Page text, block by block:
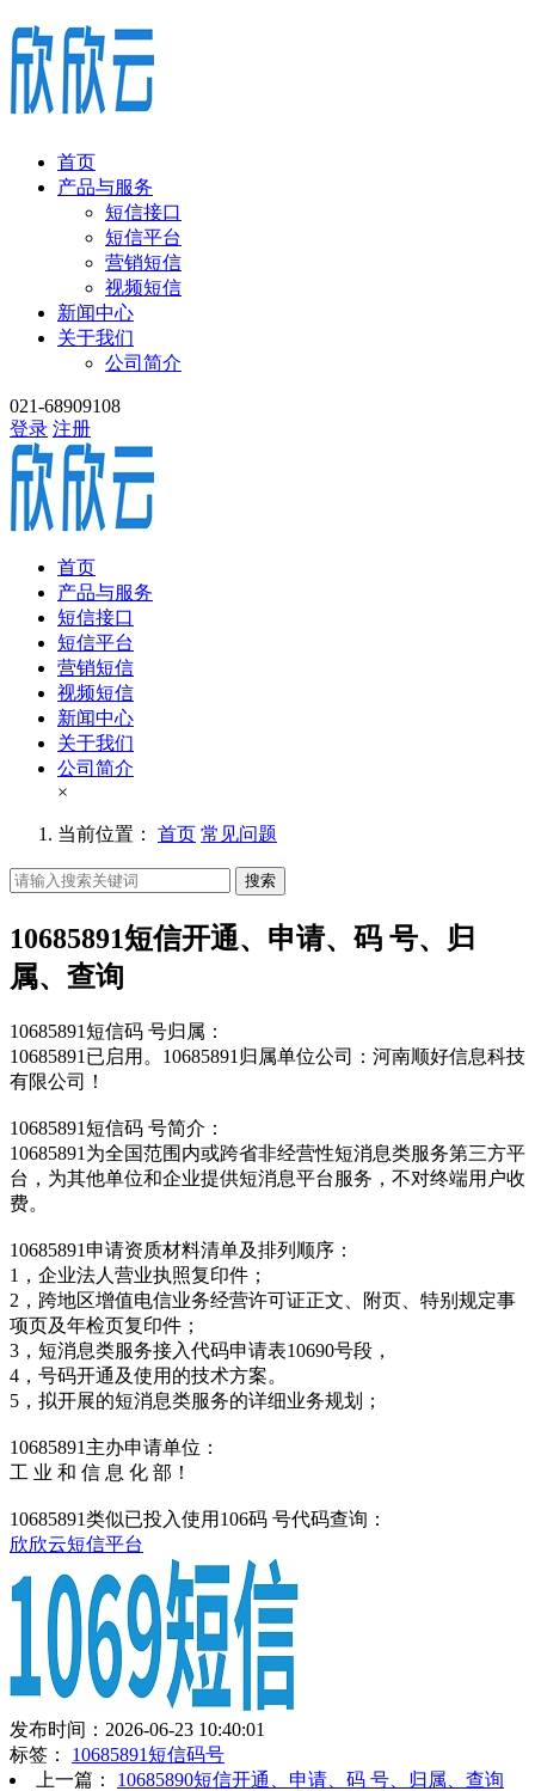
首页
产品与服务
短信接口
短信平台
营销短信
视频短信
新闻中心
关于我们
公司简介
021-68909108
登录 注册
首页
产品与服务
短信接口
短信平台
营销短信
视频短信
新闻中心
关于我们
公司简介
×
当前位置： 首页 常见问题
搜索
10685891短信开通、申请、码 号、归
属、查询
10685891短信码 号归属：
10685891已启用。10685891归属单位公司：河南顺好信息科技
有限公司！
10685891短信码 号简介：
10685891为全国范围内或跨省非经营性短消息类服务第三方平
台，为其他单位和企业提供短消息平台服务，不对终端用户收
费。
10685891申请资质材料清单及排列顺序：
1，企业法人营业执照复印件；
2，跨地区增值电信业务经营许可证正文、附页、特别规定事
项页及年检页复印件；
3，短消息类服务接入代码申请表10690号段，
4，号码开通及使用的技术方案。
5，拟开展的短消息类服务的详细业务规划；
10685891主办申请单位：
工 业 和 信 息 化 部！
10685891类似已投入使用106码 号代码查询：
欣欣云短信平台
发布时间：2026-06-23 10:40:01
标签： 10685891短信码号
上一篇： 10685890短信开通、申请、码 号、归属、查询